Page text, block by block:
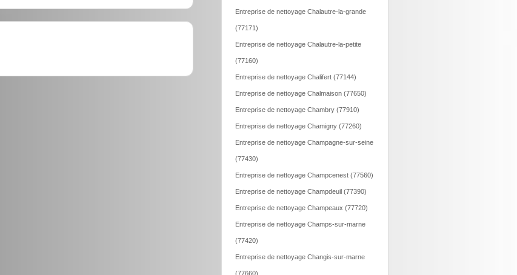
Entreprise de nettoyage Chalautre-la-grande
(77171)
Entreprise de nettoyage Chalautre-la-petite
(77160)
Entreprise de nettoyage Chalifert (77144)
Entreprise de nettoyage Chalmaison (77650)
Entreprise de nettoyage Chambry (77910)
Entreprise de nettoyage Chamigny (77260)
Entreprise de nettoyage Champagne-sur-seine
(77430)
Entreprise de nettoyage Champcenest (77560)
Entreprise de nettoyage Champdeuil (77390)
Entreprise de nettoyage Champeaux (77720)
Entreprise de nettoyage Champs-sur-marne
(77420)
Entreprise de nettoyage Changis-sur-marne
(77660)